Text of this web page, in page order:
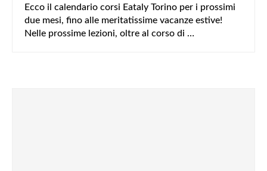
Ecco il calendario corsi Eataly Torino per i prossimi
due mesi, fino alle meritatissime vacanze estive!
Nelle prossime lezioni, oltre al corso di …